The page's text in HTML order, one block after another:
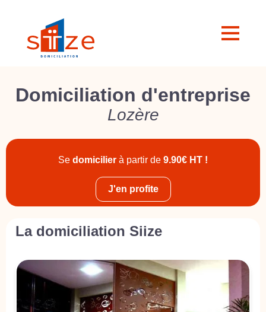
Domiciliation d'entreprise
Lozère
Se domicilier à partir de 9.90€ HT !
J'en profite
La domiciliation Siize